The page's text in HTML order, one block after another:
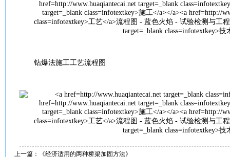
钻爆法施工工艺流程图
上一篇： 《经济适用的两种桥梁加固方法》